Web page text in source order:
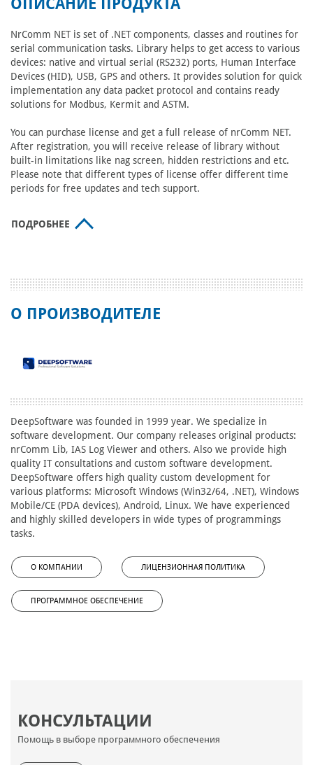
КОНСУЛЬТАЦИИ
Помощь в выборе программного обеспечения
ОПИСАНИЕ ПРОДУКТА
NrComm NET is set of .NET components, classes and routines for
serial communication tasks. Library helps to get access to various
devices: native and virtual serial (RS232) ports, Human Interface
Devices (HID), USB, GPS and others. It provides solution for quick
implementation any data packet protocol and contains ready
solutions for Modbus, Kermit and ASTM.
You can purchase license and get a full release of nrComm NET.
After registration, you will receive release of library without
built-in limitations like nag screen, hidden restrictions and etc.
Please note that different types of license offer different time
periods for free updates and tech support.
ПОДРОБНЕЕ
О ПРОИЗВОДИТЕЛЕ
DeepSoftware was founded in 1999 year. We specialize in
software development. Our company releases original products:
nrComm Lib, IAS Log Viewer and others. Also we provide high
quality IT consultations and custom software development.
DeepSoftware offers high quality custom development for
various platforms: Microsoft Windows (Win32/64, .NET), Windows
Mobile/CE (PDA devices), Android, Linux. We have experienced
and highly skilled developers in wide types of programmings
tasks.
О КОМПАНИИ ЛИЦЕНЗИОННАЯ ПОЛИТИКА
ПРОГРАММНОЕ ОБЕСПЕЧЕНИЕ